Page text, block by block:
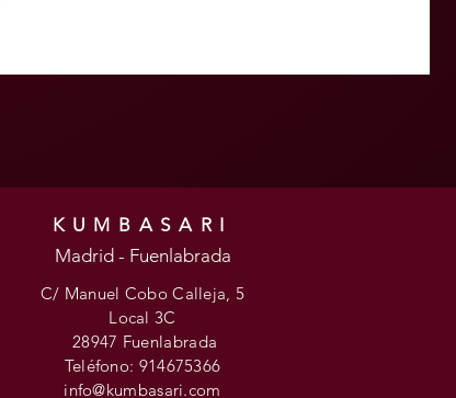
KUMBASARI
Madrid - Fuenlabrada
C/ Manuel Cobo Calleja, 5
Local 3C
28947 Fuenlabrada
Teléfono: 914675366
info@kumbasari.com